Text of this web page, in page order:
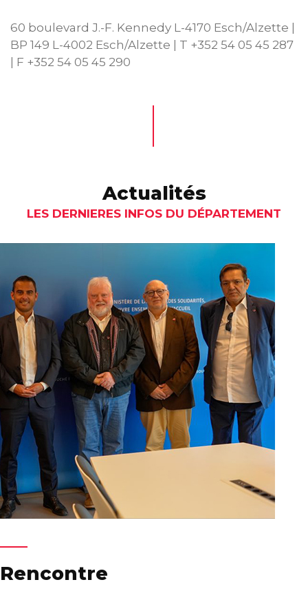
60 boulevard J.-F. Kennedy L-4170 Esch/Alzette |
BP 149 L-4002 Esch/Alzette | T +352 54 05 45 287
| F +352 54 05 45 290
Actualités
LES DERNIERES INFOS DU DÉPARTEMENT
Rencontre